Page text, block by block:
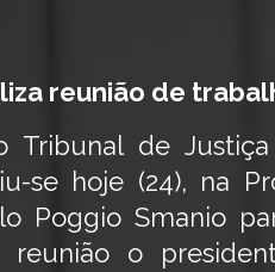
reunião de
Tribunal de
se hoje (24), na
Poggio Smanio
reunião o